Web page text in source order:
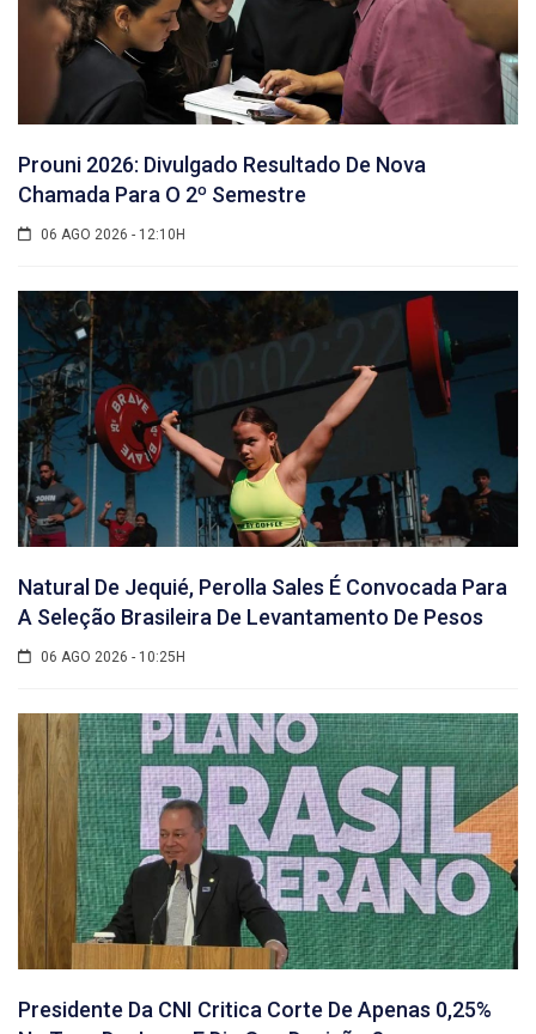
Prouni 2026: Divulgado Resultado De Nova
Chamada Para O 2º Semestre
06 AGO 2026 - 12:10H
Natural De Jequié, Perolla Sales É Convocada Para
A Seleção Brasileira De Levantamento De Pesos
06 AGO 2026 - 10:25H
Presidente Da CNI Critica Corte De Apenas 0,25%